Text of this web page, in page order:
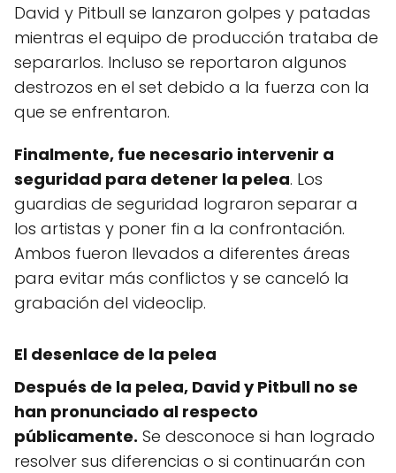
David y Pitbull se lanzaron golpes y patadas
mientras el equipo de producción trataba de
separarlos. Incluso se reportaron algunos
destrozos en el set debido a la fuerza con la
que se enfrentaron.
Finalmente, fue necesario intervenir a
seguridad para detener la pelea. Los
guardias de seguridad lograron separar a
los artistas y poner fin a la confrontación.
Ambos fueron llevados a diferentes áreas
para evitar más conflictos y se canceló la
grabación del videoclip.
El desenlace de la pelea
Después de la pelea, David y Pitbull no se
han pronunciado al respecto
públicamente. Se desconoce si han logrado
resolver sus diferencias o si continuarán con